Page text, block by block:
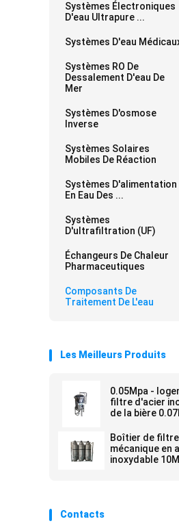
Systèmes Électroniques
D'eau Ultrapure ...
Systèmes D'eau
Systèmes RO De
Dessalement D'eau De
Mer
Systèmes D'osmose
Inverse
Systèmes Solaires
Mobiles De Réaction
Systèmes D'alimentation
En Eau Des ...
Systèmes
D'ultrafiltration (UF)
Échangeurs De Chaleur
Pharmaceutiques
Composants De
Traitement De L'eau
Les Meilleurs Produits
0.05Mpa -
filtre d'acier
de la bière
Boîtier de filtre
mécanique en
inoxydable
Contacts